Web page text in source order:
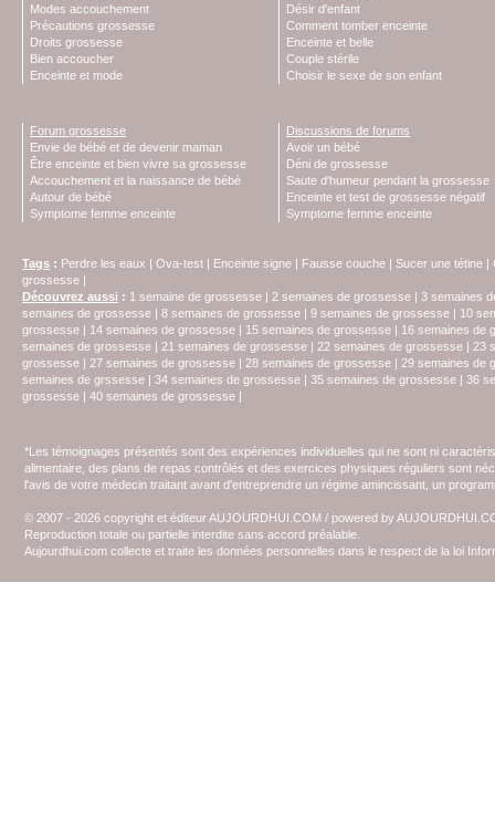
Modes accouchement
Précautions grossesse
Droits grossesse
Bien accoucher
Enceinte et mode
Désir d'enfant
Comment tomber enceinte
Enceinte et belle
Couple stérile
Choisir le sexe de son enfant
Forum grossesse
Envie de bébé et de devenir maman
Être enceinte et bien vivre sa grossesse
Accouchement et la naissance de bébé
Autour de bébé
Symptome femme enceinte
Discussions de forums
Avoir un bébé
Déni de grossesse
Saute d'humeur pendant la grossesse
Enceinte et test de grossesse négatif
Symptome femme enceinte
Tags : Perdre les eaux | Ova-test | Enceinte signe | Fausse couche | Sucer une tétine |
grossesse |
Découvrez aussi : 1 semaine de grossesse | 2 semaines de grossesse | 3 semaines
semaines de grossesse | 8 semaines de grossesse | 9 semaines de grossesse | 10
grossesse | 14 semaines de grossesse | 15 semaines de grossesse | 16 semaines de
semaines de grossesse | 21 semaines de grossesse | 22 semaines de grossesse | 23
grossesse | 27 semaines de grossesse | 28 semaines de grossesse | 29 semaines de
semaines de grssesse | 34 semaines de grossesse | 35 semaines de grossesse | 36
grossesse | 40 semaines de grossesse |
*Les témoignages présentés sont des expériences individuelles qui ne sont ni
alimentaire, des plans de repas contrôlés et des exercices physiques réguliers sont
l'avis de votre médecin traitant avant d'entreprendre un régime amincissant, un
© 2007 - 2026 copyright et éditeur AUJOURDHUI.COM / powered by
Reproduction totale ou partielle interdite sans accord préalable.
Aujourdhui.com collecte et traite les données personnelles dans le respect de la loi